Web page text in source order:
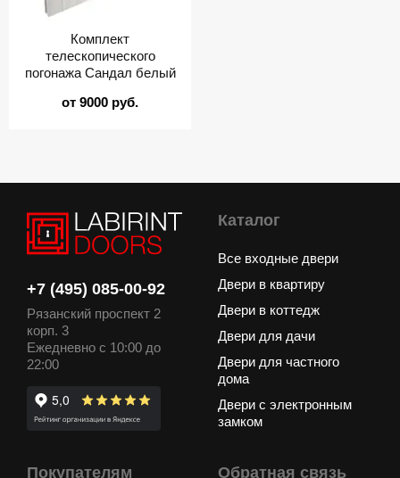
Комплект
телескопического
погонажа Сандал белый
от 9000 руб.
+7 (495) 085-00-92
Рязанский проспект 2
корп. 3
Ежедневно с 10:00 до
22:00
Каталог
Все входные двери
Двери в квартиру
Двери в коттедж
Двери для дачи
Двери для частного
дома
Двери с электронным
замком
Покупателям Обратная связь